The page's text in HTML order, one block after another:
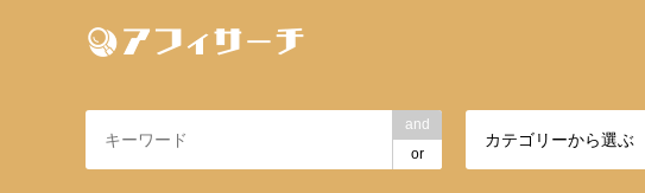
and
or
カテゴリーから選ぶ